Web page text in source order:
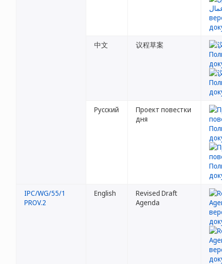
中文 议程草案
Русский
Проект повестки
дня
IPC/WG/55/1
PROV.2
English
Revised Draft
Agenda